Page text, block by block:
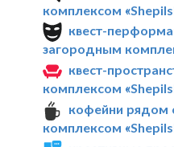
комплексом
квест-
загородным
квест-
комплексом
кофейни рядом
комплексом